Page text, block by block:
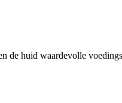
de huid waardevolle